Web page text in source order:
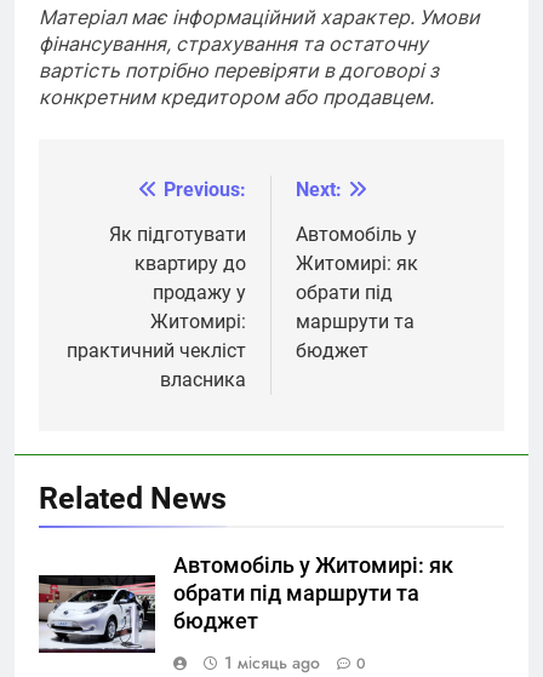
Матеріал має інформаційний характер. Умови
фінансування, страхування та остаточну
вартість потрібно перевіряти в договорі з
конкретним кредитором або продавцем.
Навігація
записів
Previous:
Як підготувати
квартиру до
продажу у
Житомирі:
практичний чекліст
власника
Next:
Автомобіль у
Житомирі: як
обрати під
маршрути та
бюджет
Related News
Автомобіль у Житомирі: як
обрати під маршрути та
бюджет
1 місяць ago
0